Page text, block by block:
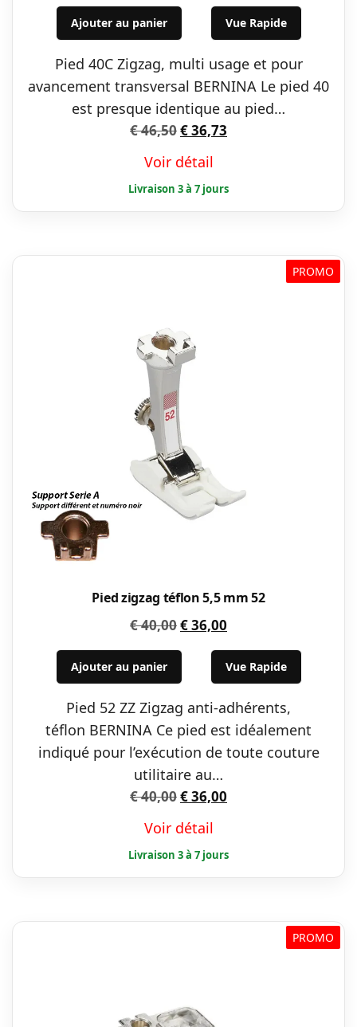
était :
€ 46,50.
actuel
est :
€ 36,73.
Ajouter au panier Vue Rapide
Pied 40C Zigzag, multi usage et pour
avancement transversal BERNINA Le pied 40
est presque identique au pied…
€46,50Le
initial
était :
€ 46,50.
€36,73
est :
€ 36,73.
Voir détail
PROMO
Pied zigzag téflon 5,5 mm 52
€40,00Le
prix
était :
€ 40,00.
€36,00
prix
actuel
est :
€ 36,00.
Ajouter au panier Vue Rapide
Pied 52 ZZ Zigzag anti-adhérents,
téflon BERNINA Ce pied est idéalement
indiqué pour l’exécution de toute couture
utilitaire au…
€40,00Le
initial
était :
€ 40,00.
€36,00
est :
€ 36,00.
Voir détail
PROMO